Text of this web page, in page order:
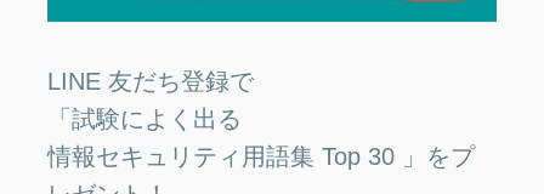
LINE 友だち登録で
「試験によく出る
情報セキュリティ用語集 Top 30 」をプ